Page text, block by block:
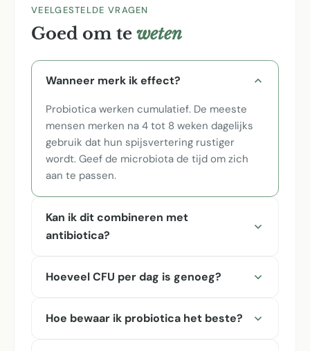
VEELGESTELDE VRAGEN
Goed om te weten
Wanneer merk ik effect?
Probiotica werken cumulatief. De meeste
mensen merken na 4 tot 8 weken dagelijks
gebruik dat hun spijsvertering rustiger
wordt. Geef de microbiota de tijd om zich
aan te passen.
Kan ik dit combineren met
antibiotica?
Hoeveel CFU per dag is genoeg?
Hoe bewaar ik probiotica het beste?